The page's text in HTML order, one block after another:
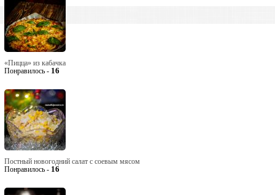
«Пицца» из кабачка
Понравилось - 16
Постный новогодний салат с соевым мясом
Понравилось - 16